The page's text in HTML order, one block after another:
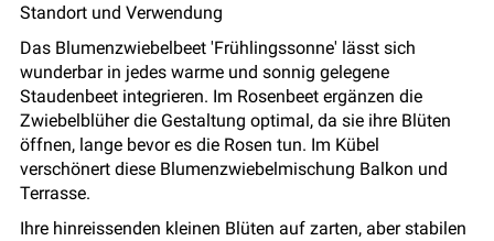
Standort und Verwendung
Das Blumenzwiebelbeet 'Frühlingssonne' lässt sich
wunderbar in jedes warme und sonnig gelegene
Staudenbeet integrieren. Im Rosenbeet ergänzen die
Zwiebelblüher die Gestaltung optimal, da sie ihre Blüten
öffnen, lange bevor es die Rosen tun. Im Kübel
verschönert diese Blumenzwiebelmischung Balkon und
Terrasse.
Ihre hinreissenden kleinen Blüten auf zarten, aber stabilen